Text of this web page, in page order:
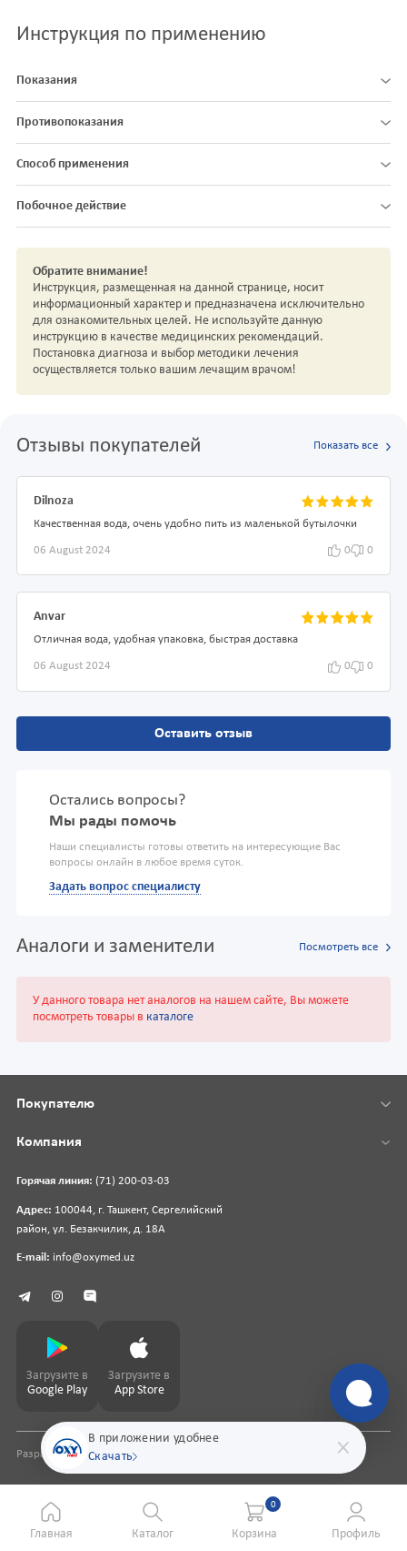
Инструкция по применению
Показания
Противопоказания
Способ применения
Побочное действие
Обратите внимание!
Инструкция, размещенная на данной странице, носит
информационный характер и предназначена исключительно
для ознакомительных целей. Не используйте данную
инструкцию в качестве медицинских рекомендаций.
Постановка диагноза и выбор методики лечения
осуществляется только вашим лечащим врачом!
Отзывы покупателей Показать все
Dilnoza
Качественная вода, очень удобно пить из маленькой бутылочки
06 August 2024 0 0
Anvar
Отличная вода, удобная упаковка, быстрая доставка
06 August 2024 0 0
Оставить отзыв
Остались вопросы?
Мы рады помочь
Наши специалисты готовы ответить на интересующие Вас
вопросы онлайн в любое время суток.
Задать вопрос специалисту
Аналоги и заменители Посмотреть все
У данного товара нет аналогов на нашем сайте, Вы можете
посмотреть товары в каталоге
В приложении удобнее
Скачать
Горячая линия: (71) 200-03-03
Адрес: 100044, г. Ташкент, Сергелийский
район, ул. Безакчилик, д. 18А
E-mail: info@oxymed.uz
Покупателю
Компания
Загрузите в
Google Play
Загрузите в
App Store
Разработка сайтаpharmit.uz
Главная Каталог
0
Корзина Профиль